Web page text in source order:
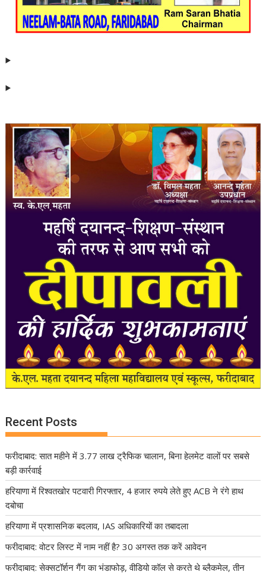
Recent Posts
फरीदाबाद: सात महीने में 3.77 लाख ट्रैफिक चालान, बिना हेलमेट वालों पर सबसे
बड़ी कार्रवाई
हरियाणा में रिश्वतखोर पटवारी गिरफ्तार, 4 हजार रुपये लेते हुए ACB ने रंगे हाथ
दबोचा
हरियाणा में प्रशासनिक बदलाव, IAS अधिकारियों का तबादला
फरीदाबाद: वोटर लिस्ट में नाम नहीं है? 30 अगस्त तक करें आवेदन
फरीदाबाद: सेक्सटॉर्शन गैंग का भंडाफोड़, वीडियो कॉल से करते थे ब्लैकमेल, तीन